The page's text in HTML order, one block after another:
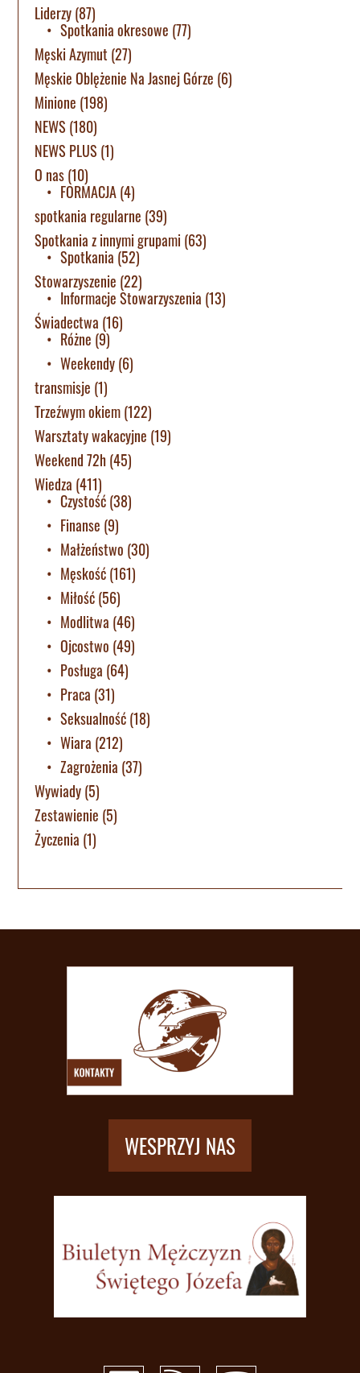
Liderzy(87)
Spotkania okresowe (77)
Męski Azymut (27)
Męskie Oblężenie Na Jasnej Górze (6)
Minione (198)
NEWS (180)
NEWS PLUS (1)
O nas(10)
FORMACJA(4)
spotkania regularne (39)
Spotkania z innymi grupami (63)
Spotkania (52)
Stowarzyszenie (22)
Informacje Stowarzyszenia (13)
Świadectwa (16)
Różne (9)
Weekendy(6)
transmisje (1)
Trzeźwym okiem(122)
Warsztaty wakacyjne (19)
Weekend 72h(45)
Wiedza (411)
Czystość(38)
Finanse (9)
Małżeństwo (30)
Męskość(161)
Miłość(56)
Modlitwa (46)
Ojcostwo (49)
Posługa (64)
Praca (31)
Seksualność(18)
Wiara (212)
Zagrożenia (37)
Wywiady(5)
Zestawienie (5)
Życzenia (1)
WESPRZYJ NAS